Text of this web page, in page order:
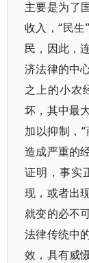
主要是为了
收入，“民
民，因此，
济法律的中
之上的小农
坏，其中最
加以抑制，
造成严重的
证明，事实
现，或者出
就变的必不
法律传统中
效，具有威